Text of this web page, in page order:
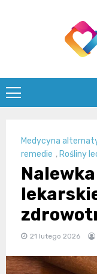
Medycyna
remedie , Rośliny
21 lutego 2026